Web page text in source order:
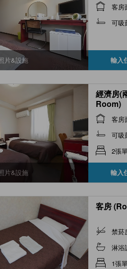
片&設施
客房
可吸
輸入
片&設施
經濟房(
Room)
客房
可吸
2張
輸入
客房
禁菸
淋浴
1張